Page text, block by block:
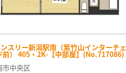
スリー新潟駅南（紫竹山インターチェ
前） 405・2K-【中部屋】(No.717086)
市中央区